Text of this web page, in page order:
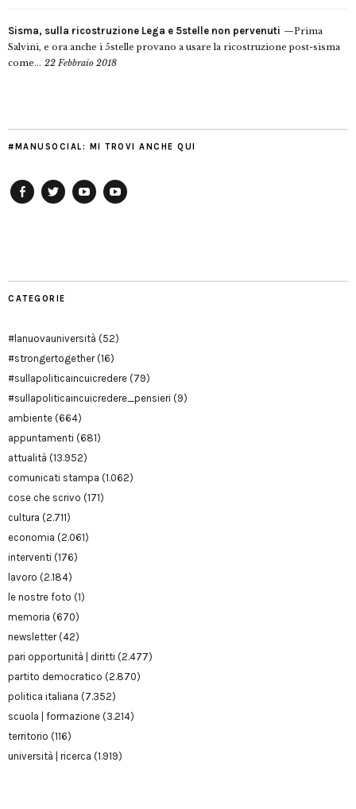
Sisma, sulla ricostruzione Lega e 5stelle non pervenuti
Prima
Salvini, e ora anche i 5stelle provano a usare la ricostruzione post-sisma
come... 22 Febbraio 2018
#MANUSOCIAL: MI TROVI ANCHE QUI
CATEGORIE
#lanuovauniversità (52)
#strongertogether(16)
#sullapoliticaincuicredere (79)
#sullapoliticaincuicredere_pensieri (9)
ambiente (664)
appuntamenti (681)
attualità (13.952)
comunicati stampa (1.062)
cose che scrivo (171)
cultura (2.711)
economia (2.061)
interventi (176)
lavoro (2.184)
le nostre foto (1)
memoria (670)
newsletter(42)
pari opportunità | diritti (2.477)
partito democratico (2.870)
politica italiana (7.352)
scuola | formazione (3.214)
territorio (116)
università | ricerca (1.919)